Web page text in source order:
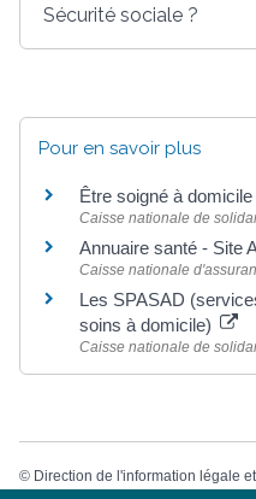
Sécurité sociale ?
Pour en savoir plus
Être soigné à domicile
Caisse nationale de
Annuaire santé - Site
Caisse nationale
Les SPASAD
soins à domicile)
Caisse nationale de
© Direction de l'information légale